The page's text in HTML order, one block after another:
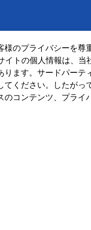
のプライバシーを尊
トの個人情報は、当
ます。サードパーテ
ください。したがっ
コンテンツ、プライ